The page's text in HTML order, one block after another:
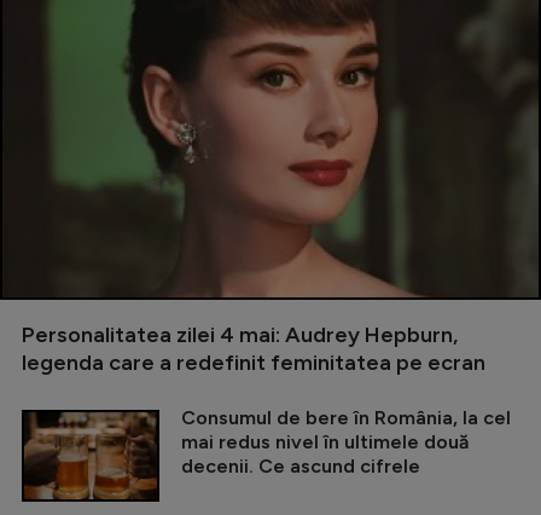
Personalitatea zilei 4 mai: Audrey Hepburn,
legenda care a redefinit feminitatea pe ecran
Consumul de bere în România, la cel
mai redus nivel în ultimele două
decenii. Ce ascund cifrele